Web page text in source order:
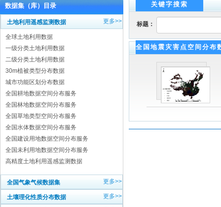
数据集（库）目录
土地利用遥感监测数据 更多>>
全球土地利用数据
一级分类土地利用数据
二级分类土地利用数据
30m植被类型分布数据
城市功能区划分布数据
全国耕地数据空间分布服务
全国林地数据空间分布服务
全国草地类型空间分布服务
全国水体数据空间分布服务
全国建设用地数据空间分布服务
全国未利用地数据空间分布服务
高精度土地利用遥感监测数据
全国气象气候数据集 更多>>
土壤理化性质分布数据 更多>>
关键字搜索
标题：
全国地震灾害点空间分